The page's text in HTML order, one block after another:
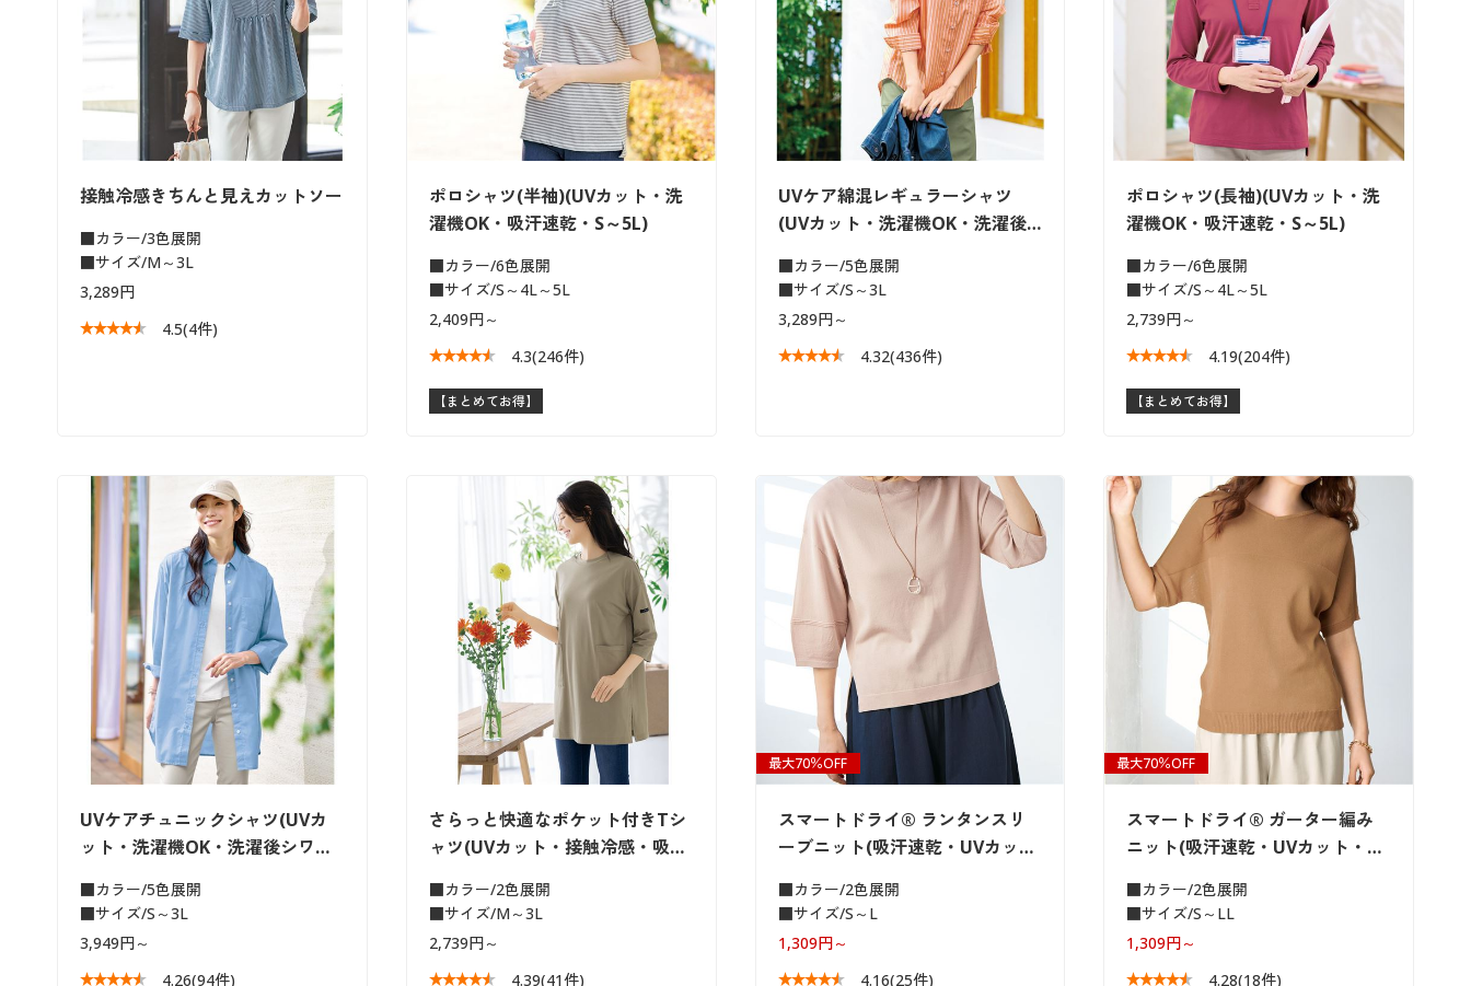
接触冷感きちんと見えカットソー
■カラー/3色展開
■サイズ/M～3L
3,289円
4.5(4件)
ポロシャツ(半袖)(UVカット・洗
濯機OK・吸汗速乾・S～5L)
■カラー/6色展開
■サイズ/S～4L～5L
2,409円～
4.3(246件)
【まとめてお得】
UVケア綿混レギュラーシャツ
(UVカット・洗濯機OK・洗濯後…
■カラー/5色展開
■サイズ/S～3L
3,289円～
4.32(436件)
ポロシャツ(長袖)(UVカット・洗
濯機OK・吸汗速乾・S～5L)
■カラー/6色展開
■サイズ/S～4L～5L
2,739円～
4.19(204件)
【まとめてお得】
UVケアチュニックシャツ(UVカ
ット・洗濯機OK・洗濯後シワ…
■カラー/5色展開
■サイズ/S～3L
3,949円～
4.26(94件)
さらっと快適なポケット付きTシ
ャツ(UVカット・接触冷感・吸…
■カラー/2色展開
■サイズ/M～3L
2,739円～
4.39(41件)
最大70％OFF
スマートドライ® ランタンスリ
ーブニット(吸汗速乾・UVカッ…
■カラー/2色展開
■サイズ/S～L
1,309円～
4.16(25件)
最大70％OFF
スマートドライ® ガーター編み
ニット(吸汗速乾・UVカット・…
■カラー/2色展開
■サイズ/S～LL
1,309円～
4.28(18件)